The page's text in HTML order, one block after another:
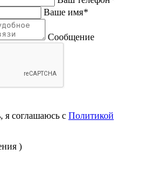
Ваше имя*
Сообщение
соглашаюсь с Политикой
)